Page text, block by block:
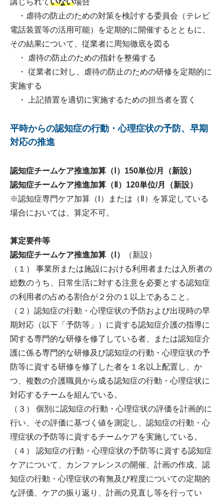
・虐待の防止のための対策を検討する委員会（テレビ
電話装置等の活用可能）を定期的に開催するとともに、
その結果について、従業者に周知徹底を図る
・ 虐待の防止のための指針を整備する
・ 従業者に対し、虐待の防止のための研修を定期的に
実施する
・ 上記措置を適切に実施するための担当者を置く
平時からの認知症の行動・心理症状の予防、早期
対応の推進
認知症チームケア推進加算（Ⅰ）150単位/月（新設）
認知症チームケア推進加算（Ⅱ）120単位/月（新設）
※認知症専門ケア加算（Ⅰ）または（Ⅱ）を算定している
場合においては、算定不可。
算定要件等
認知症チームケア推進加算（Ⅰ）
（新設）
（１） 事業所または施設における利用者または入所者の
総数のうち、日常生活に対する注意を必要とする認知症
の利用者の占める割合が２分の１以上であること。
（２）認知症の行動・心理症状の予防および出現時の早
期対応（以下「予防等」）に資する認知症介護の指導に
関する専門的な研修を修了している者、または認知症介
護に係る専門的な研修及び認知症の行動・心理症状の予
防等に資する研修を修了した者を１名以上配置し、か
つ、複数の介護職員から成る認知症の行動・心理症状に
対応するチームを組んでいる。
（３） 個別に認知症の行動・心理症状の評価を計画的に
行い、その評価に基づく値を測定し、認知症の行動・心
理症状の予防等に資するチームケアを実施している。
（４） 認知症の行動・心理症状の予防等に資する認知症
ケアについて、カンファレンスの開催、計画の作成、認
知症の行動・心理症状の有無及び程度についての定期的
な評価、ケアの振り返り、計画の見直し等を行ってい